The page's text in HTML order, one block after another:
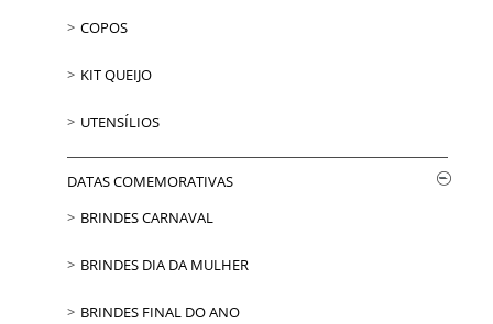
COPOS
KIT QUEIJO
UTENSÍLIOS
DATAS COMEMORATIVAS
BRINDES CARNAVAL
BRINDES DIA DA MULHER
BRINDES FINAL DO ANO